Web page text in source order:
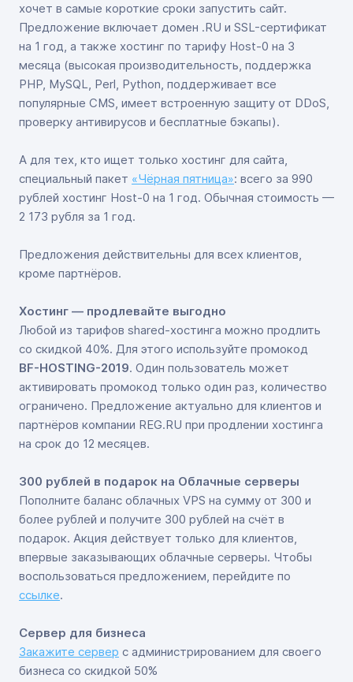
хочет в самые короткие сроки запустить сайт.
Предложение включает домен .RU и SSL-сертификат
на 1 год, а также хостинг по тарифу Host-0 на 3
месяца (высокая производительность, поддержка
PHP, MySQL, Perl, Python, поддерживает все
популярные CMS, имеет встроенную защиту от DDoS,
проверку антивирусов и бесплатные бэкапы).
А для тех, кто ищет только хостинг для сайта,
специальный пакет «Чёрная пятница»: всего за 990
рублей хостинг Host-0 на 1 год. Обычная стоимость —
2 173 рубля за 1 год.
Предложения действительны для всех клиентов,
кроме партнёров.
Хостинг — продлевайте выгодно
Любой из тарифов shared-хостинга можно продлить
со скидкой 40%. Для этого используйте промокод
BF-HOSTING-2019. Один пользователь может
активировать промокод только один раз, количество
ограничено. Предложение актуально для клиентов и
партнёров компании REG.RU при продлении хостинга
на срок до 12 месяцев.
300 рублей в подарок на Облачные серверы
Пополните баланс облачных VPS на сумму от 300 и
более рублей и получите 300 рублей на счёт в
подарок. Акция действует только для клиентов,
впервые заказывающих облачные серверы. Чтобы
воспользоваться предложением, перейдите по
ссылке.
Сервер для бизнеса
Закажите сервер с администрированием для своего
бизнеса со скидкой 50%